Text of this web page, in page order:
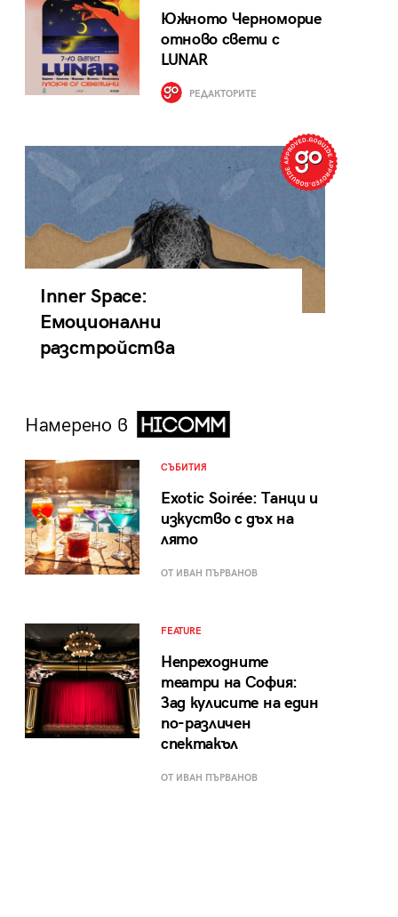
Южното Черноморие
отново свети с
LUNAR
РЕДАКТОРИТЕ
Inner Space:
Емоционални
разстройства
Намерено в
СЪБИТИЯ
Exotic Soirée: Танци и
изкуство с дъх на
лято
ОТ ИВАН ПЪРВАНОВ
FEATURE
Непреходните
театри на София:
Зад кулисите на един
по-различен
спектакъл
ОТ ИВАН ПЪРВАНОВ